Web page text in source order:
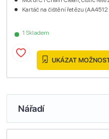
1 Skladem
Kartáč na čištění řetězu (AA4512
UKÁZAT
Nářadí